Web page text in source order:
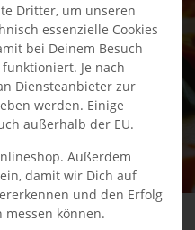
Dritter, um unseren
essenzielle Cookies
bei Deinem Besuch
Je nach
Diensteanbieter zur
werden. Einige
außerhalb der EU.
Außerdem
damit wir Dich auf
und den Erfolg
können.